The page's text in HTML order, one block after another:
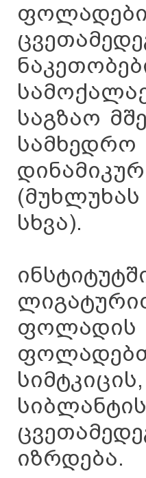
საგზაო
სხვა).
ფოლადის
იზრდება.